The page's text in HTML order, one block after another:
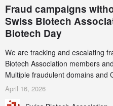
Fraud campaigns
Swiss Biotech
Biotech Day
We are tracking and escalating
Biotech Association members
Multiple fraudulent domains and
identified and reported to their
April 16, 2026